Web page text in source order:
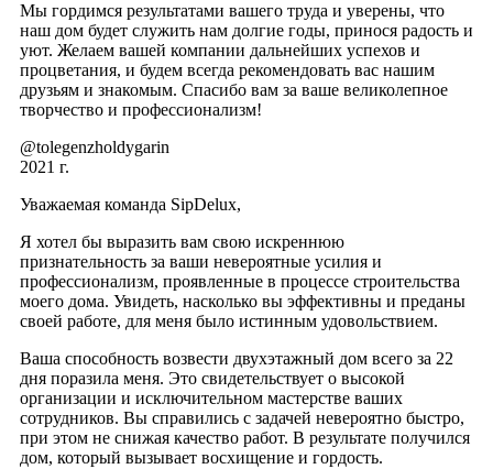
Мы гордимся результатами вашего труда и уверены, что
наш дом будет служить нам долгие годы, принося радость и
уют. Желаем вашей компании дальнейших успехов и
процветания, и будем всегда рекомендовать вас нашим
друзьям и знакомым. Спасибо вам за ваше великолепное
творчество и профессионализм!
@tolegenzholdygarin
2021 г.
Уважаемая команда SipDelux,
Я хотел бы выразить вам свою искреннюю
признательность за ваши невероятные усилия и
профессионализм, проявленные в процессе строительства
моего дома. Увидеть, насколько вы эффективны и преданы
своей работе, для меня было истинным удовольствием.
Ваша способность возвести двухэтажный дом всего за 22
дня поразила меня. Это свидетельствует о высокой
организации и исключительном мастерстве ваших
сотрудников. Вы справились с задачей невероятно быстро,
при этом не снижая качество работ. В результате получился
дом, который вызывает восхищение и гордость.